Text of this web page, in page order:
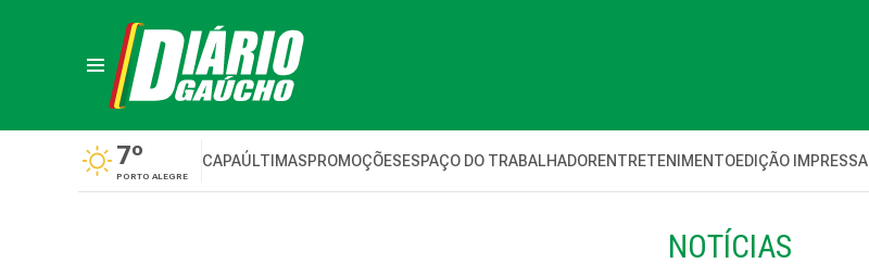
7º
PORTO ALEGRE
CAPAÚLTIMASPROMOÇÕESESPAÇO DO TRABALHADORENTRETENIMENTOEDIÇÃO IMPRESSA
NOTÍCIAS